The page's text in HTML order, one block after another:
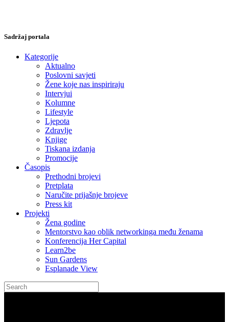
Sadržaj portala
Kategorije
Aktualno
Poslovni savjeti
Žene koje nas inspiriraju
Intervjui
Kolumne
Lifestyle
Ljepota
Zdravlje
Knjige
Tiskana izdanja
Promocije
Časopis
Prethodni brojevi
Pretplata
Naručite prijašnje brojeve
Press kit
Projekti
Žena godine
Mentorstvo kao oblik networkinga među ženama
Konferencija Her Capital
Learn2be
Sun Gardens
Esplanade View